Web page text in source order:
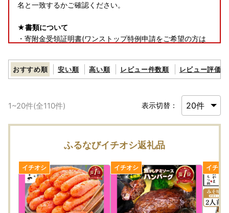
名と一致するかご確認ください。
★書類について
・寄附金受領証明書(ワンストップ特例申請をご希望の方は
★返礼品について
・長期ご不在でお受取不可の期間がございましたら、必ず備
考欄に「不在:○○」とご記入ください。
・返礼品送付先ご住所の誤り等のお申込内容不備や、受取人
様のご都合により返礼品がお届けできない場合、再送はいた
しません。また寄附金の返金もいたしかねます。
・手配状況次第では返礼品送付先ご住所の変更ができない場
合があります。また転送する場合は転送料金(受取人着払い)
が発生しますので、ご了承ください。
・「のし」可の返礼品を除き、のしの対応はいたしかねま
す。
・配送業者の指定はいたしかねます。また返礼品によって異
おすすめ順 安い順 高い順 レビュー件数順 レビュー評価順
1~20件(全110件) 表示切替：
ふるなびイチオシ返礼品